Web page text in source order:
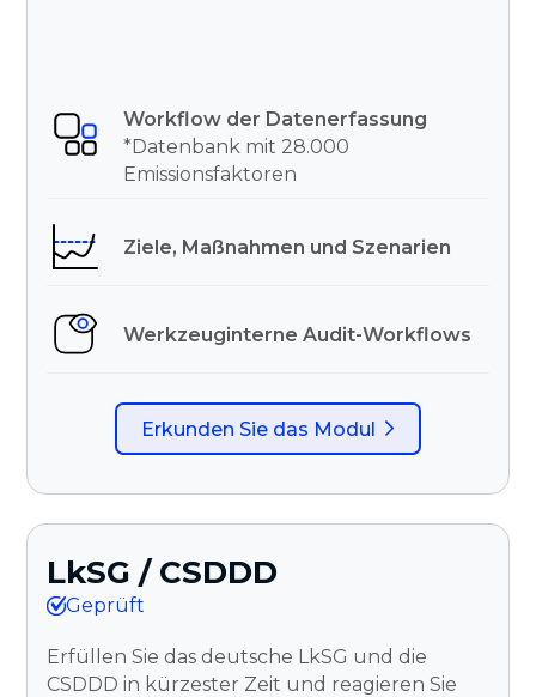
Workflow der Datenerfassung
*Datenbank mit 28.000
Emissionsfaktoren
Ziele, Maßnahmen und Szenarien
Werkzeuginterne Audit-Workflows
Erkunden Sie das Modul
LkSG / CSDDD
Geprüft
Erfüllen Sie das deutsche LkSG und die
CSDDD in kürzester Zeit und reagieren Sie